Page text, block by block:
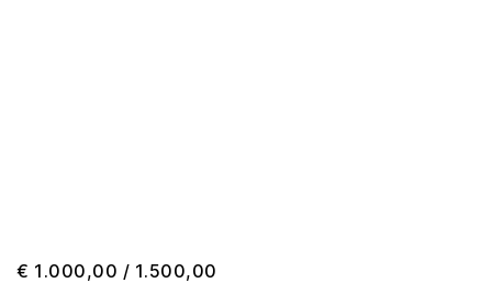
€ 1.000,00 / 1.500,00